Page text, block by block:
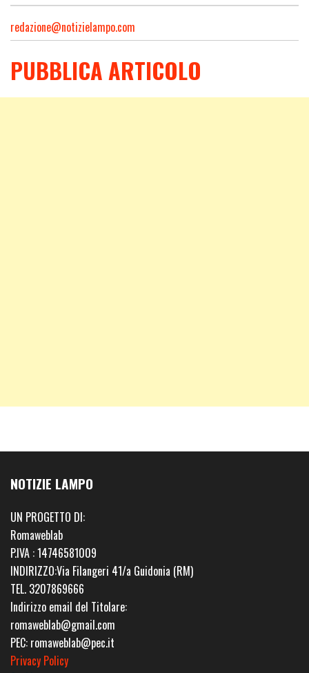
redazione@notizielampo.com
PUBBLICA ARTICOLO
NOTIZIE LAMPO
UN PROGETTO DI:
Romaweblab
P.IVA : 14746581009
INDIRIZZO:Via Filangeri 41/a Guidonia (RM)
TEL. 3207869666
Indirizzo email del Titolare:
romaweblab@gmail.com
PEC: romaweblab@pec.it
Privacy Policy